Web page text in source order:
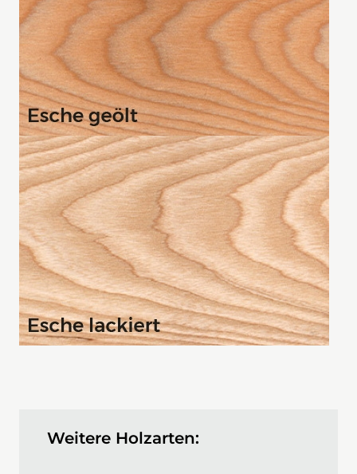
Weitere Holzarten: